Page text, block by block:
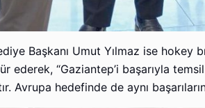
Başkanı Umut Yılmaz ise hokey
ederek, “Gaziantep’i başarıyla
Avrupa hedefinde de aynı